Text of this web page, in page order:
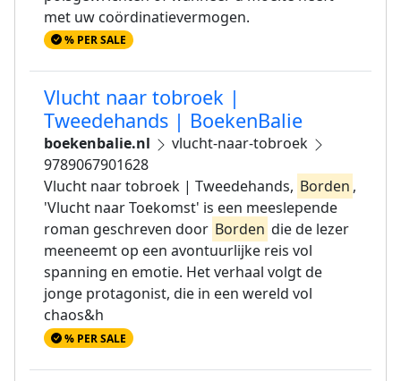
met uw coördinatievermogen.
% PER SALE
Vlucht naar tobroek |
Tweedehands | BoekenBalie
boekenbalie.nl
vlucht-naar-tobroek
9789067901628
Vlucht naar tobroek | Tweedehands, Borden ,
'Vlucht naar Toekomst' is een meeslepende
roman geschreven door Borden die de lezer
meeneemt op een avontuurlijke reis vol
spanning en emotie. Het verhaal volgt de
jonge protagonist, die in een wereld vol
chaos&h
% PER SALE